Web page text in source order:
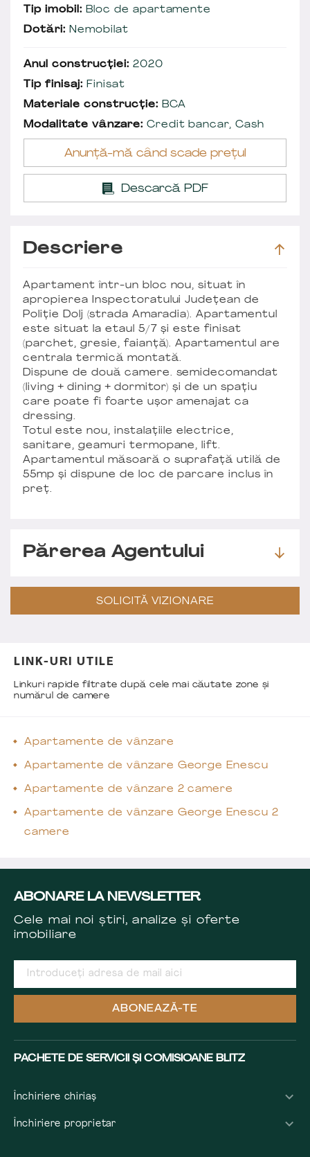
Tip imobil: Bloc de apartamente
Dotări: Nemobilat
Anul construcției: 2020
Tip finisaj: Finisat
Materiale construcție: BCA
Modalitate vânzare: Credit bancar, Cash
Anunță-mă când scade prețul
Descarcă PDF
Descriere
Apartament într-un bloc nou, situat în
apropierea Inspectoratului Județean de
Poliție Dolj (strada Amaradia). Apartamentul
este situat la etaul 5/7 și este finisat
(parchet, gresie, faianță). Apartamentul are
centrala termică montată.
Dispune de două camere. semidecomandat
(living + dining + dormitor) și de un spațiu
care poate fi foarte ușor amenajat ca
dressing.
Totul este nou, instalațiile electrice,
sanitare, geamuri termopane, lift.
Apartamentul măsoară o suprafață utilă de
55mp și dispune de loc de parcare inclus în
preț.
Părerea Agentului
SOLICITĂ VIZIONARE
LINK-URI UTILE
Linkuri rapide filtrate după cele mai căutate zone și
numărul de camere
Apartamente de vânzare
Apartamente de vânzare George Enescu
Apartamente de vânzare 2 camere
Apartamente de vânzare George Enescu 2
camere
ABONARE LA NEWSLETTER
Cele mai noi știri, analize și oferte
imobiliare
ABONEAZĂ-TE
PACHETE DE SERVICII ȘI COMISIOANE BLITZ
Închiriere chiriaș
Închiriere proprietar